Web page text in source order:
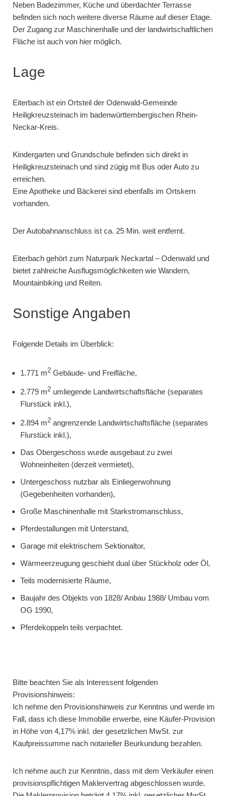
Neben Badezimmer, Küche und überdachter Terrasse
befinden sich noch weitere diverse Räume auf dieser Etage.
Der Zugang zur Maschinenhalle und der landwirtschaftlichen
Fläche ist auch von hier möglich.
Lage
Eiterbach ist ein Ortsteil der Odenwald-Gemeinde
Heiligkreuzsteinach im badenwürttembergischen Rhein-
Neckar-Kreis.
Kindergarten und Grundschule befinden sich direkt in
Heiligkreuzsteinach und sind zügig mit Bus oder Auto zu
erreichen.
Eine Apotheke und Bäckerei sind ebenfalls im Ortskern
vorhanden.
Der Autobahnanschluss ist ca. 25 Min. weit entfernt.
Eiterbach gehört zum Naturpark Neckartal – Odenwald und
bietet zahlreiche Ausflugsmöglichkeiten wie Wandern,
Mountainbiking und Reiten.
Sonstige Angaben
Folgende Details im Überblick:
1.771 m2 Gebäude- und Freifläche,
2.779 m2 umliegende Landwirtschaftsfläche (separates
Flurstück inkl.),
2.894 m2 angrenzende Landwirtschaftsfläche (separates
Flurstück inkl.),
Das Obergeschoss wurde ausgebaut zu zwei
Wohneinheiten (derzeit vermietet),
Untergeschoss nutzbar als Einliegerwohnung
(Gegebenheiten vorhanden),
Große Maschinenhalle mit Starkstromanschluss,
Pferdestallungen mit Unterstand,
Garage mit elektrischem Sektionaltor,
Wärmeerzeugung geschieht dual über Stückholz oder Öl,
Teils modernisierte Räume,
Baujahr des Objekts von 1828/ Anbau 1988/ Umbau vom
OG 1990,
Pferdekoppeln teils verpachtet.
Bitte beachten Sie als Interessent folgenden
Provisionshinweis:
Ich nehme den Provisionshinweis zur Kenntnis und werde im
Fall, dass ich diese Immobilie erwerbe, eine Käufer-Provision
in Höhe von 4,17% inkl. der gesetzlichen MwSt. zur
Kaufpreissumme nach notarieller Beurkundung bezahlen.
Ich nehme auch zur Kenntnis, dass mit dem Verkäufer einen
provisionspflichtigen Maklervertrag abgeschlossen wurde.